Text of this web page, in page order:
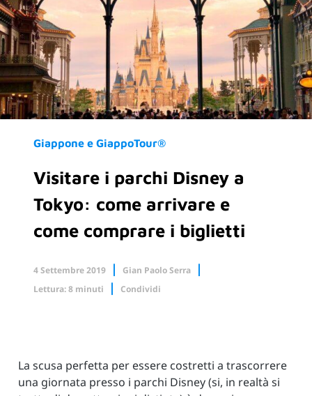
Giappone e GiappoTour®
Visitare i parchi Disney a
Tokyo: come arrivare e
come comprare i biglietti
4 Settembre 2019
Gian Paolo Serra
Lettura: 8 minuti
Condividi
La scusa perfetta per essere costretti a trascorrere
una giornata presso i parchi Disney (si, in realtà si